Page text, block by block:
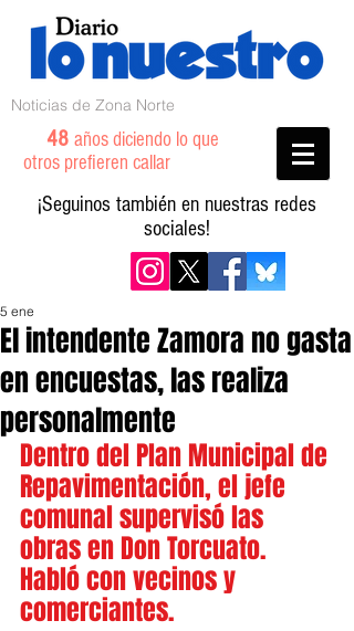
Noticias de Zona Norte
48 años diciendo lo que
otros prefieren callar
¡Seguinos también en nuestras redes
sociales!
El intendente Zamora no gasta
en encuestas, las realiza
personalmente
5 ene
Dentro del Plan Municipal de
Repavimentación, el jefe
comunal supervisó las
obras en Don Torcuato.
Habló con vecinos y
comerciantes.